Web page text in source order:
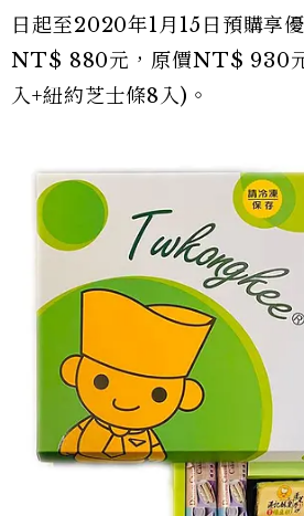
日起至2020年1月15日預購享
NT$ 880元，原價NT$ 930
入+紐約芝士條8入)。